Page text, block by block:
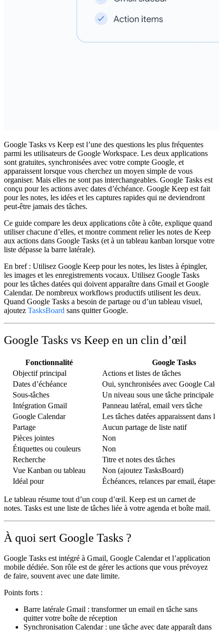
Google Tasks vs Keep est l’une des questions les plus fréquentes
parmi les utilisateurs de Google Workspace. Les deux applications
sont gratuites, synchronisées avec votre compte Google, et
apparaissent lorsque vous cherchez un moyen simple de vous
organiser. Mais elles ne sont pas interchangeables. Google Tasks est
conçu pour les actions avec dates d’échéance. Google Keep est fait
pour les notes, les idées et les captures rapides qui ne deviendront
peut-être jamais des tâches.
Ce guide compare les deux applications côte à côte, explique quand
utiliser chacune d’elles, et montre comment relier les notes de Keep
aux actions dans Google Tasks (et à un tableau kanban lorsque votre
liste dépasse la barre latérale).
En bref : Utilisez Google Keep pour les notes, les listes à épingler,
les images et les enregistrements vocaux. Utilisez Google Tasks
pour les tâches datées qui doivent apparaître dans Gmail et Google
Calendar. De nombreux workflows productifs utilisent les deux.
Quand Google Tasks a besoin de partage ou d’un tableau visuel,
ajoutez TasksBoard sans quitter Google.
Google Tasks vs Keep en un clin d’œil
Fonctionnalité
Google Tasks
Objectif principal
Actions et listes de tâches
Dates d’échéance
Oui, synchronisées avec Google
Sous-tâches
Un niveau sous une tâche principale
Intégration Gmail
Panneau latéral, email vers tâche
Google Calendar
Les tâches datées apparaissent dans
Partage
Aucun partage de liste natif
Pièces jointes
Non
Étiquettes ou couleurs
Non
Recherche
Titre et notes des tâches
Vue Kanban ou tableau
Non (ajoutez TasksBoard)
Idéal pour
Échéances, relances par email,
Le tableau résume tout d’un coup d’œil. Keep est un carnet de
notes. Tasks est une liste de tâches liée à votre agenda et boîte mail.
À quoi sert Google Tasks ?
Google Tasks est intégré à Gmail, Google Calendar et l’application
mobile dédiée. Son rôle est de gérer les actions que vous prévoyez
de faire, souvent avec une date limite.
Points forts :
Barre latérale Gmail : transformer un email en tâche sans
quitter votre boîte de réception
Synchronisation Calendar : une tâche avec date apparaît dans